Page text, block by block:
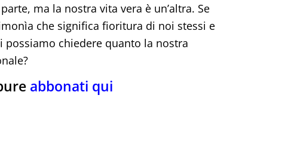
ma la nostra vita vera è un’altra. Se
che significa fioritura di noi stessi e
chiedere quanto la nostra
abbonati qui